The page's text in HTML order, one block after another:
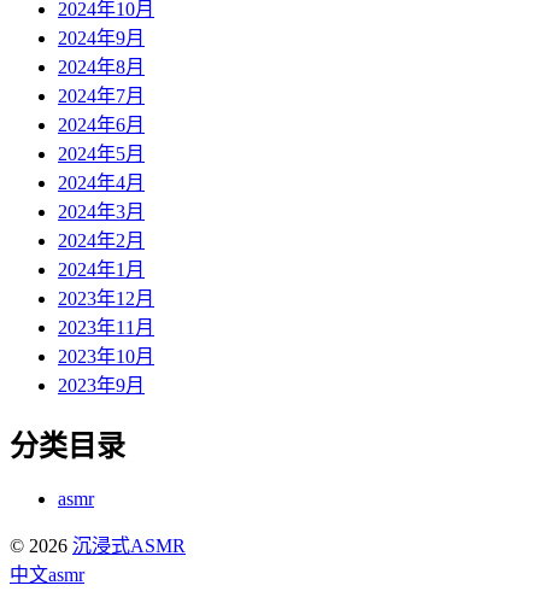
2024年10月
2024年9月
2024年8月
2024年7月
2024年6月
2024年5月
2024年4月
2024年3月
2024年2月
2024年1月
2023年12月
2023年11月
2023年10月
2023年9月
分类目录
asmr
© 2026 沉浸式ASMR
中文asmr